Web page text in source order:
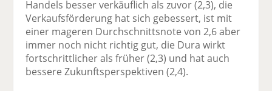
Handels besser verkäuflich als zuvor (2,3), die
Verkaufsförderung hat sich gebessert, ist mit
einer mageren Durchschnittsnote von 2,6 aber
immer noch nicht richtig gut, die Dura wirkt
fortschrittlicher als früher (2,3) und hat auch
bessere Zukunftsperspektiven (2,4).